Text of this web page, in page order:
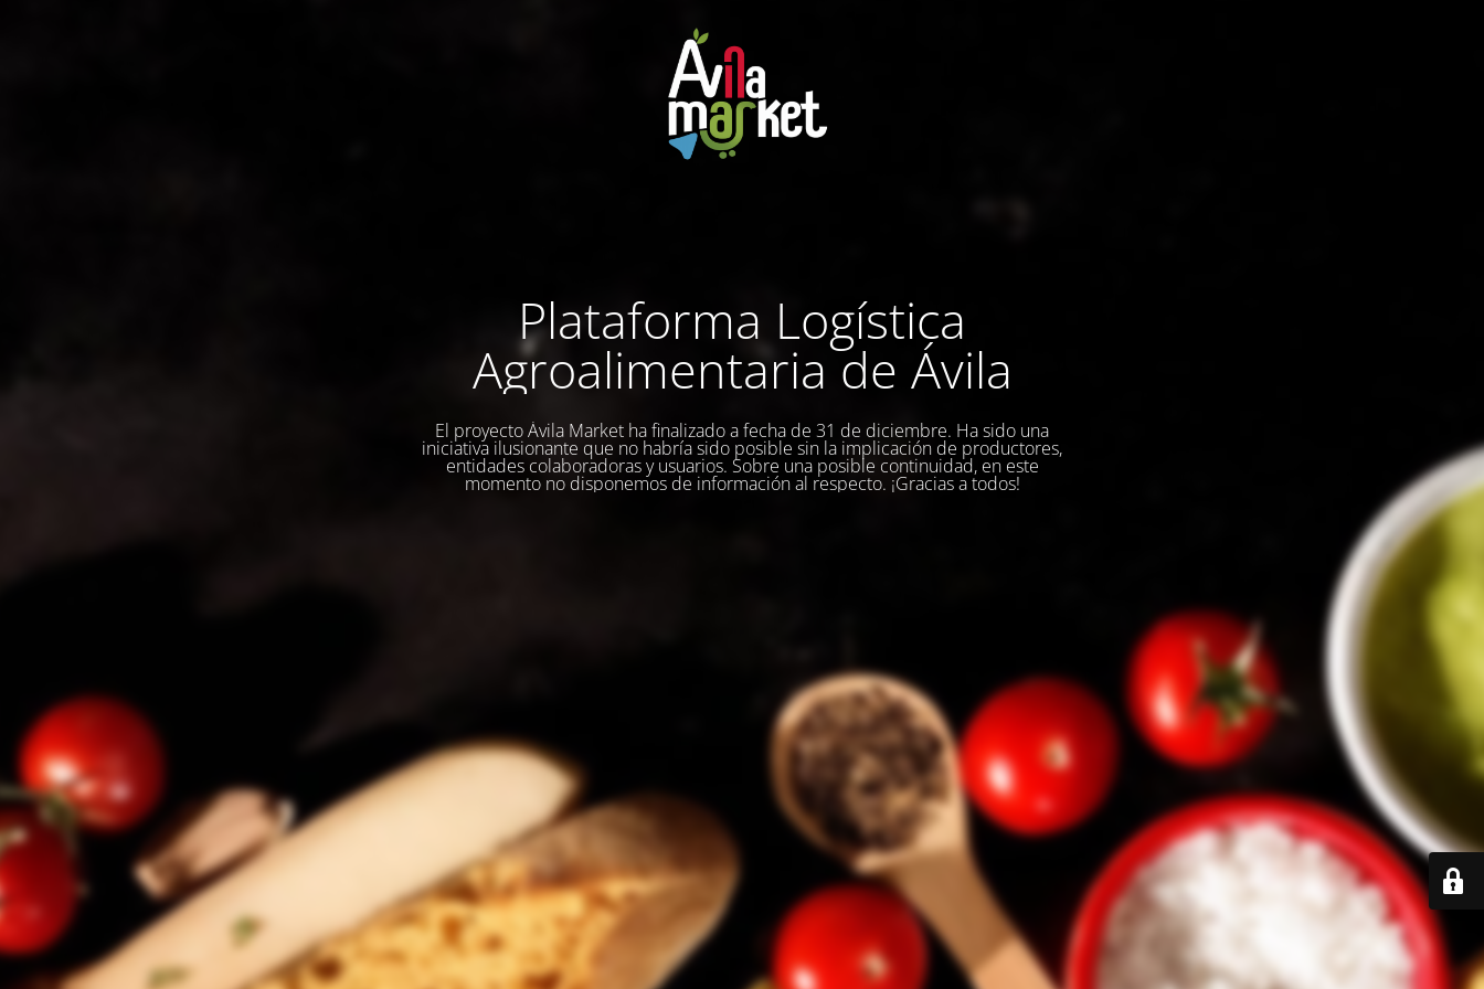
Plataforma Logística
Agroalimentaria de Ávila
El proyecto Ávila Market ha finalizado a fecha de 31 de diciembre. Ha sido una
iniciativa ilusionante que no habría sido posible sin la implicación de productores,
entidades colaboradoras y usuarios. Sobre una posible continuidad, en este
momento no disponemos de información al respecto. ¡Gracias a todos!